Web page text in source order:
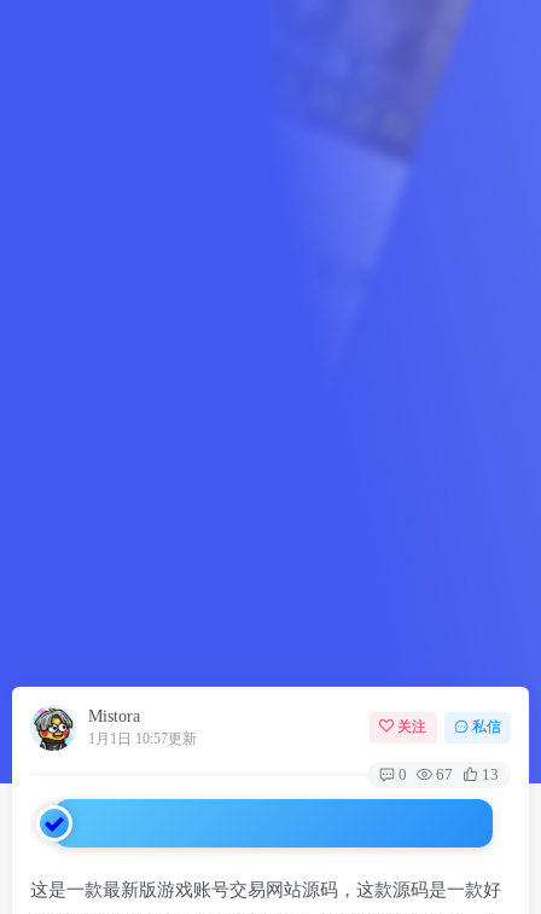
Mistora
1月1日 10:57更新
关注 私信
0 67 13
这是一款最新版游戏账号交易网站源码，这款源码是一款好